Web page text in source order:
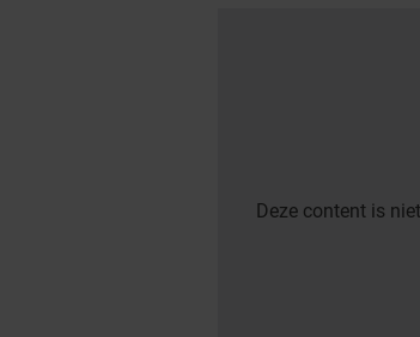
Deze content is